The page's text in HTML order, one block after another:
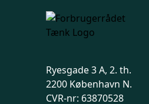
Ryesgade 3 A, 2. th.
2200 København N.
CVR-nr: 63870528